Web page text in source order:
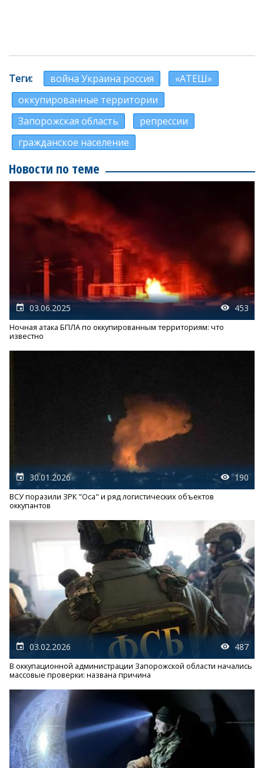
Теги война Украина россия
«АТЕШ»
оккупированные территории
Запорожская область
репрессии
гражданское население
Новости по теме
03.06.2025 453
Ночная атака БПЛА по оккупированным территориям: что
известно
30.01.2026 190
ВСУ поразили ЗРК "Оса" и ряд логистических объектов
оккупантов
03.02.2026 487
В оккупационной администрации Запорожской области начались
массовые проверки: названа причина